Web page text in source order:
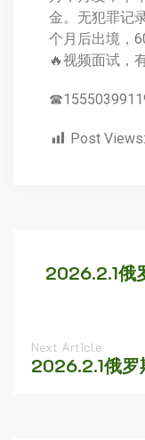
金。无犯罪记
个月后出境，
🔥视频面试，
Post Views:
2026.2.1俄
Next Article
2026.2.1俄